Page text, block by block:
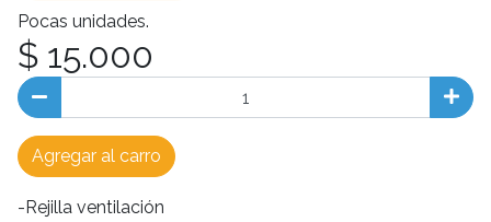
Pocas unidades.
$ 15.000
Agregar al carro
-Rejilla ventilación